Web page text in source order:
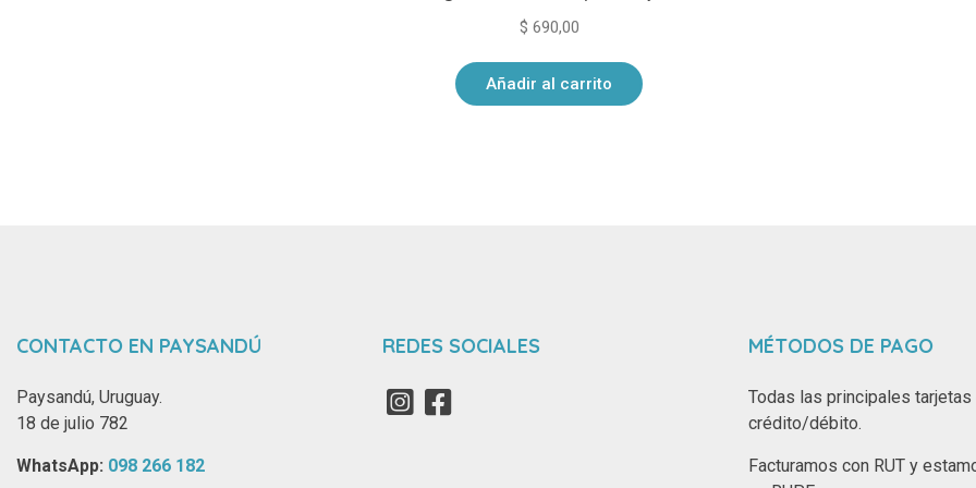
$ 690,00
Añadir al carrito
CONTACTO EN PAYSANDÚ
Paysandú, Uruguay.
18 de julio 782
WhatsApp: ‪ 098 266 182‬
REDES SOCIALES MÉTODOS DE PAGO
Todas las principales tarjetas
crédito/débito.
Facturamos con RUT y